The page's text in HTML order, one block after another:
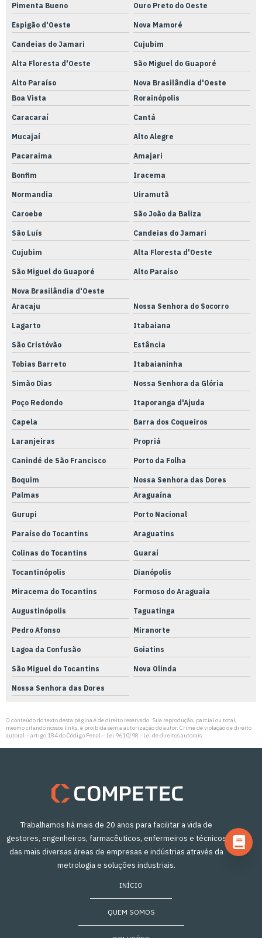
Pimenta Bueno Ouro Preto do Oeste
Espigão d'Oeste Nova Mamoré
Candeias do Jamari Cujubim
Alta Floresta d'Oeste São Miguel do Guaporé
Alto Paraíso
Nova Brasilândia d'Oeste
Boa Vista
Rorainópolis
Caracaraí Cantá
Mucajaí Alto Alegre
Pacaraima Amajari
Bonfim Iracema
Normandia Uiramutã
Caroebe São João da Baliza
São Luís Candeias do Jamari
Cujubim Alta Floresta d'Oeste
São Miguel do Guaporé Alto Paraíso
Nova Brasilândia d'Oeste
Aracaju
Nossa Senhora do Socorro
Lagarto Itabaiana
São Cristóvão Estância
Tobias Barreto Itabaianinha
Simão Dias Nossa Senhora da Glória
Poço Redondo Itaporanga d'Ajuda
Capela Barra dos Coqueiros
Laranjeiras Propriá
Canindé de São Francisco Porto da Folha
Boquim
Nossa Senhora das Dores
Palmas
Araguaína
Gurupi Porto Nacional
Paraíso do Tocantins Araguatins
Colinas do Tocantins Guaraí
Tocantinópolis Dianópolis
Miracema do Tocantins Formoso do Araguaia
Augustinópolis Taguatinga
Pedro Afonso Miranorte
Lagoa da Confusão Goiatins
São Miguel do Tocantins Nova Olinda
Nossa Senhora das Dores
O conteúdo do texto desta página é de direito reservado. Sua reprodução, parcial ou total,
mesmo citando nossos links, é proibida sem a autorização do autor. Crime de violação de direito
autoral – artigo 184 do Código Penal – Lei 9610/98 - Lei de direitos autorais.
Trabalhamos há mais de 20 anos para facilitar a vida de
gestores, engenheiros, farmacêuticos, enfermeiros e técnicos
das mais diversas áreas de empresas e indústrias através da
metrologia e soluções industriais.
INÍCIO
QUEM SOMOS